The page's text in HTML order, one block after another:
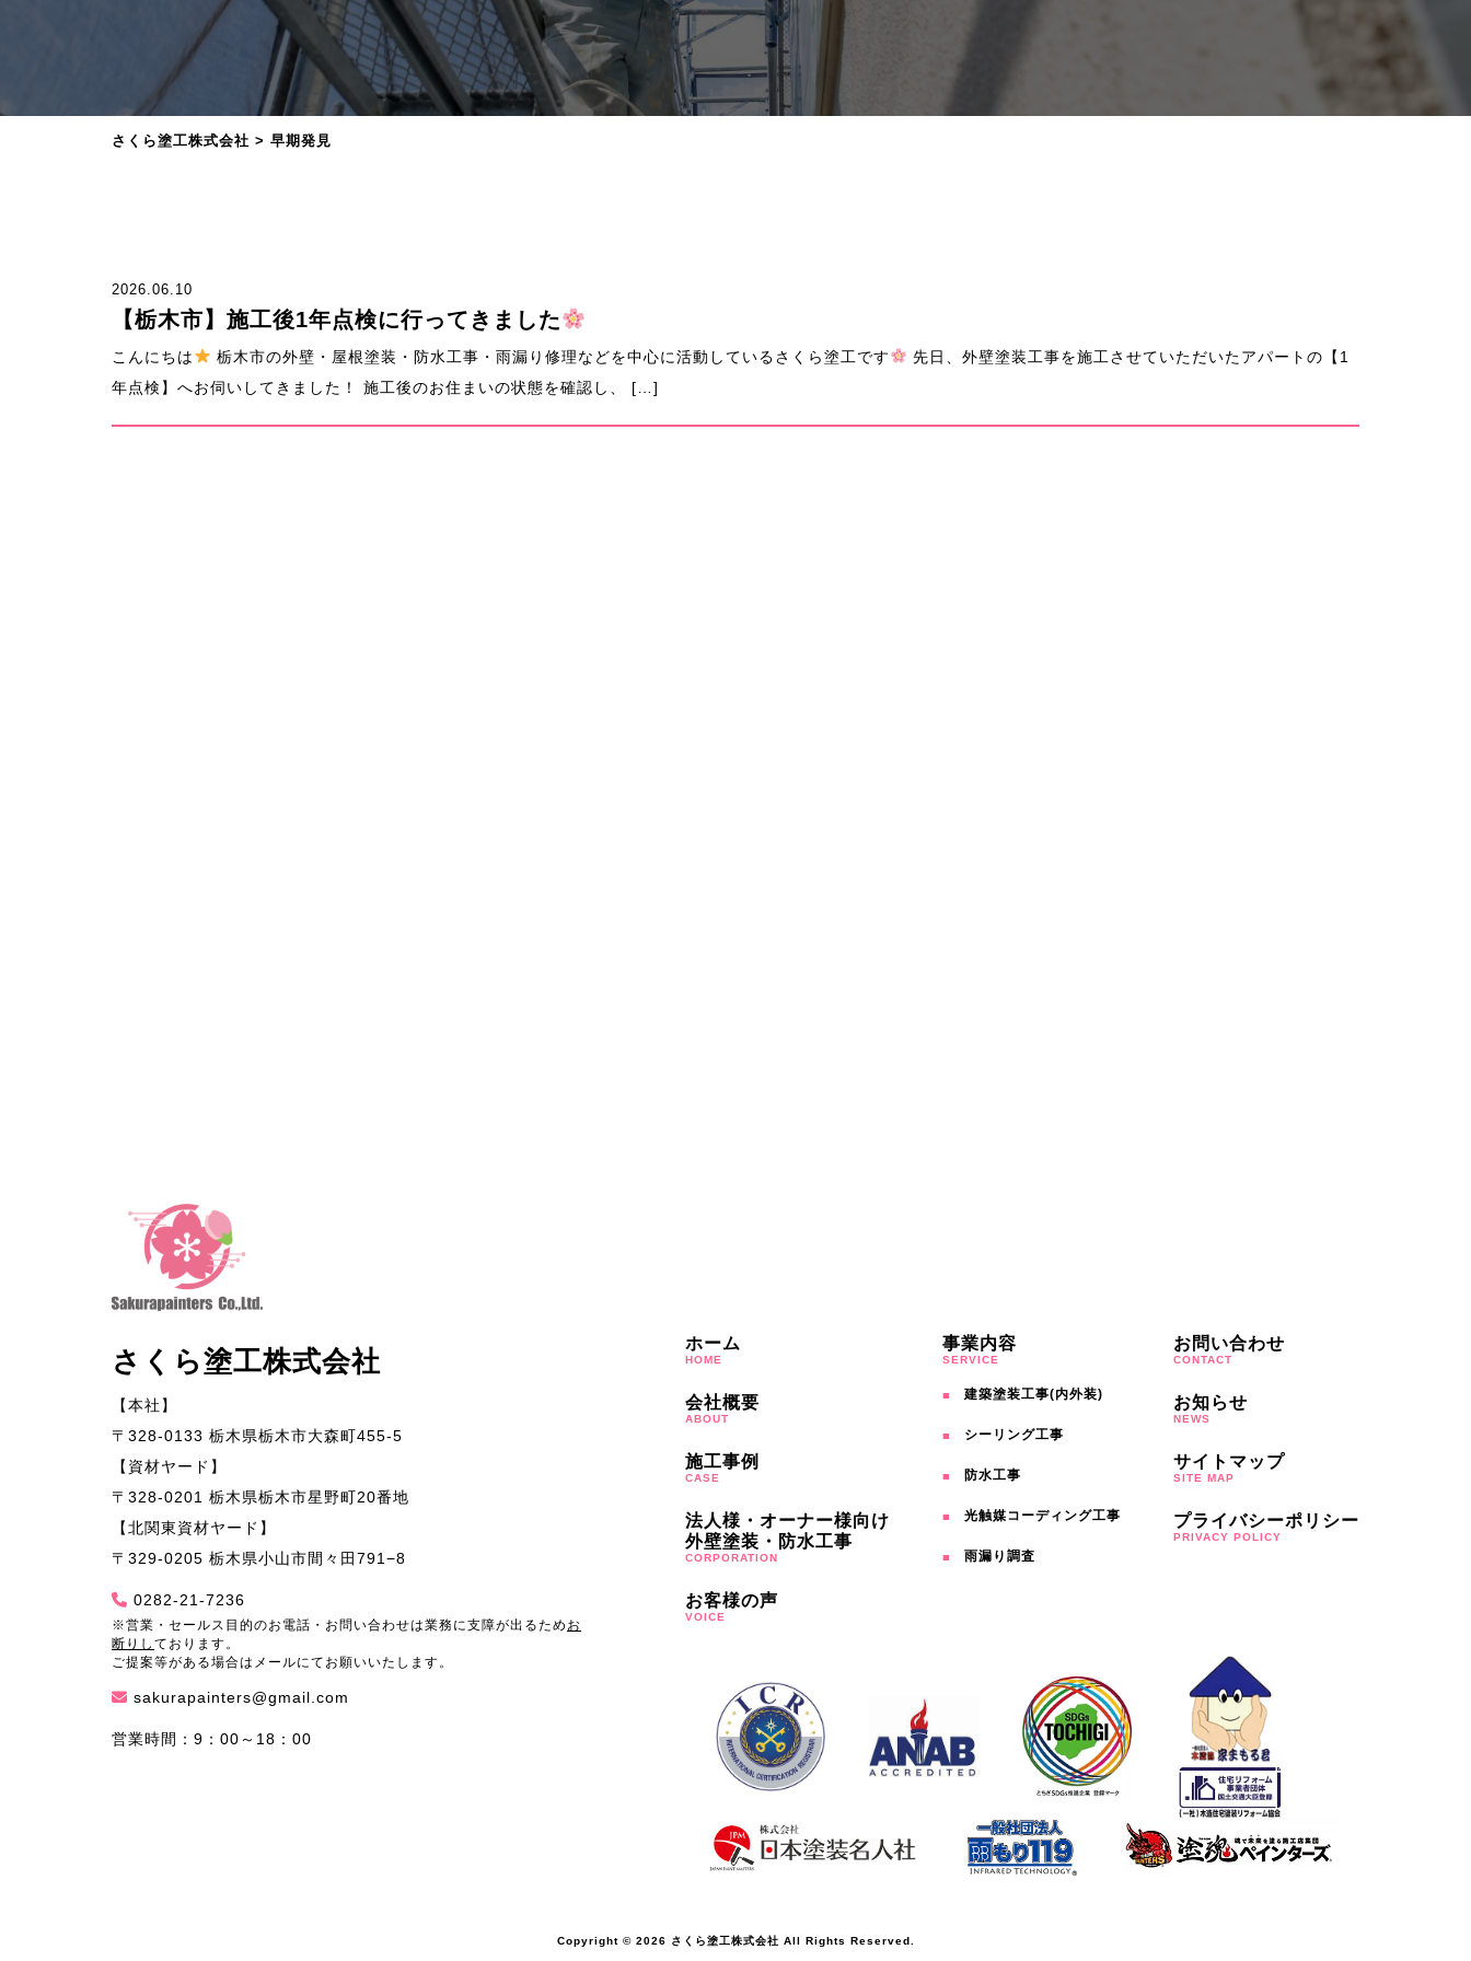
さくら塗工株式会社 > 早期発見
2026.06.10
【栃木市】施工後1年点検に行ってきました
こんにちは 栃木市の外壁・屋根塗装・防水工事・雨漏り修理などを中心に活動しているさくら塗工です
先日、外壁塗装工事を施工させていただいたアパートの【1
年点検】へお伺いしてきました！ 施工後のお住まいの状態を確認し、 […]
さくら塗工株式会社
【本社】
〒328-0133 栃木県栃木市大森町455-5
【資材ヤード】
〒328-0201 栃木県栃木市星野町20番地
【北関東資材ヤード】
〒329-0205 栃木県小山市間々田791−8
0282-21-7236
※営業・セールス目的のお電話・お問い合わせは業務に支障が出るため お
断りし ております。
ご提案等がある場合はメールにてお願いいたします。
sakurapainters@gmail.com
営業時間：9：00～18：00
ホーム
HOME
会社概要
ABOUT
施工事例
CASE
法人様・オーナー様向け
外壁塗装・防水工事
CORPORATION
お客様の声
VOICE
事業内容
SERVICE
建築塗装工事(内外装)
シーリング工事
防水工事
光触媒コーディング工事
雨漏り調査
お問い合わせ
CONTACT
お知らせ
NEWS
サイトマップ
SITE MAP
プライバシーポリシー
PRIVACY POLICY
Copyright © 2026 さくら塗工株式会社 All Rights Reserved.